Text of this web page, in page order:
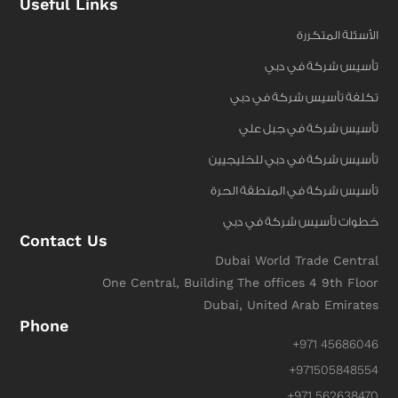
Useful Links
الأسئلة المتكررة
تأسيس شركة في دبي
تكلفة تأسيس شركة في دبي
تأسيس شركة في جبل علي
تأسيس شركة في دبي للخليجيين
تأسيس شركة في المنطقة الحرة
خطوات تأسيس شركة في دبي
Contact Us
Dubai World Trade Central
One Central, Building The offices 4 9th Floor
Dubai, United Arab Emirates
Phone
+971 45686046
+971505848554